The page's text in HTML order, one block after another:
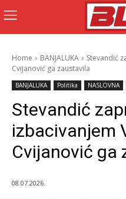
Home BANJALUKA
Stevandić
Cvijanović ga zaustavila
BANJALUKA Politika NASLOVNA
Stevandić
izbacivanjem
Cvijanović ga
08.07.2026.